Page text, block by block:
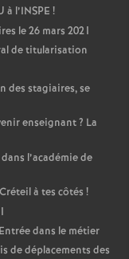
à l’INSPE !
le 26 mars 2021
de titularisation
des stagiaires, se
enseignant? La
l’académie de
Créteil à tes côtés !
dans le métier
de déplacements des